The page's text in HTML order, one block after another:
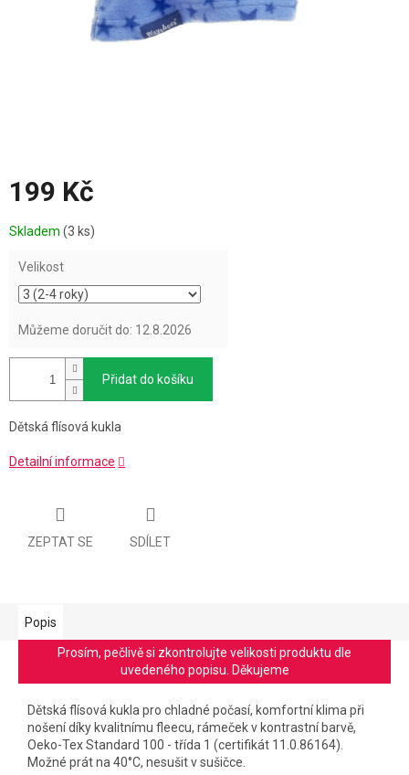
199 Kč
cena:
Skladem (3 ks)
Velikost
Můžeme doručit do: 12.8.2026
Přidat do košíku
Dětská flísová kukla
Detailní informace
ZEPTAT SE SDÍLET
Popis
Prosím, pečlivě si zkontrolujte velikosti produktu dle
uvedeného popisu. Děkujeme
Dětská flísová kukla pro chladné počasí, komfortní klima při
nošení díky kvalitnímu fleecu, rámeček v kontrastní barvě,
Oeko-Tex Standard 100 - třída 1 (certifikát 11.0.86164).
Možné prát na 40°C, nesušit v sušičce.